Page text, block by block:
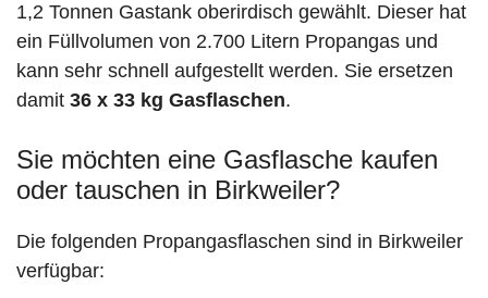
1,2 Tonnen Gastank oberirdisch gewählt. Dieser hat
ein Füllvolumen von 2.700 Litern Propangas und
kann sehr schnell aufgestellt werden. Sie ersetzen
damit 36 x 33 kg Gasflaschen.
Sie möchten eine Gasflasche kaufen
oder tauschen in Birkweiler?
Die folgenden Propangasflaschen sind in Birkweiler
verfügbar: